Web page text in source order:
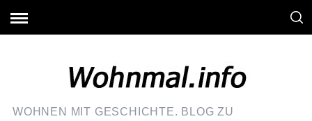
WOHNEN MIT GESCHICHTE. BLOG ZU